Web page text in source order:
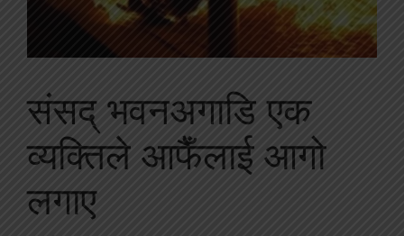
संसद् भवनअगाडि एक
व्यक्तिले आफैँलाई आगो
लगाए